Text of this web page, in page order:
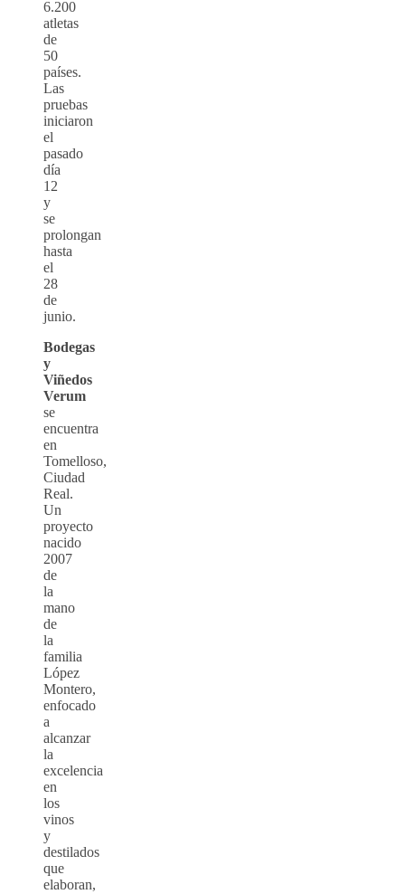
6.200
atletas
de
50
países.
Las
pruebas
iniciaron
el
pasado
día
12
y
se
prolongan
hasta
el
28
de
junio.
Bodegas
y
Viñedos
Verum
se
encuentra
en
Tomelloso,
Ciudad
Real.
Un
proyecto
nacido
2007
de
la
mano
de
la
familia
López
Montero,
enfocado
a
alcanzar
la
excelencia
en
los
vinos
y
destilados
que
elaboran,